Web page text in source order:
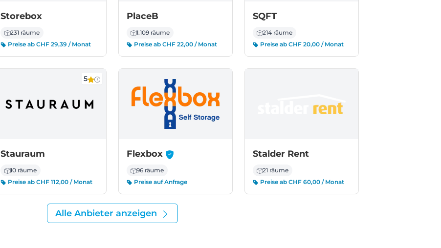
Storebox
231 räume
Preise ab CHF 29,39 / Monat
PlaceB
1.109 räume
Preise ab CHF 22,00 / Monat
SQFT
214 räume
Preise ab CHF 20,00 / Monat
5
Stauraum
10 räume
Preise ab CHF 112,00 / Monat
Flexbox -
96 räume
Preise auf Anfrage
Stalder Rent
21 räume
Preise ab CHF 60,00 / Monat
Alle Anbieter anzeigen